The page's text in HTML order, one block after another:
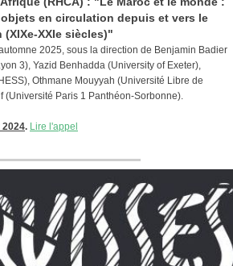
en circulation depuis et vers le
XXIe siècles)"
2025, sous la direction de Benjamin Badier
3), Yazid Benhadda (University of Exeter),
Othmane Mouyyah (Université Libre de
(Université Paris 1 Panthéon-Sorbonne).
2024. Lire l'appel